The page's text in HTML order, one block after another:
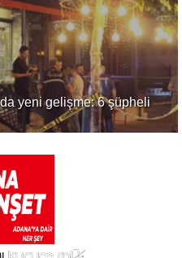
yeni gelişme: 6 şüpheli